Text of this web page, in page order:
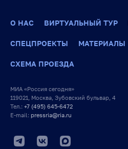
О НАС ВИРТУАЛЬНЫЙ ТУР
СПЕЦПРОЕКТЫ МАТЕРИАЛЫ
СХЕМА ПРОЕЗДА
МИА «Россия сегодня»
119021, Москва, Зубовский бульвар, 4
Тел.: +7 (495) 645-6472
E-mail: pressria@ria.ru